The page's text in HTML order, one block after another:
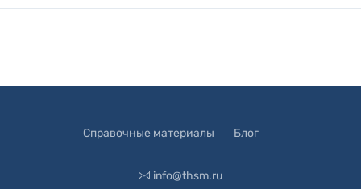
Справочные материалы Блог
info@thsm.ru